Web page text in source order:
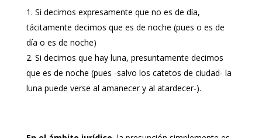
Si decimos expresamente que no es de día,
tácitamente decimos que es de noche (pues o es de
día o es de noche)
Si decimos que hay luna, presuntamente decimos
que es de noche (pues -salvo los catetos de ciudad- la
luna puede verse al amanecer y al atardecer-).